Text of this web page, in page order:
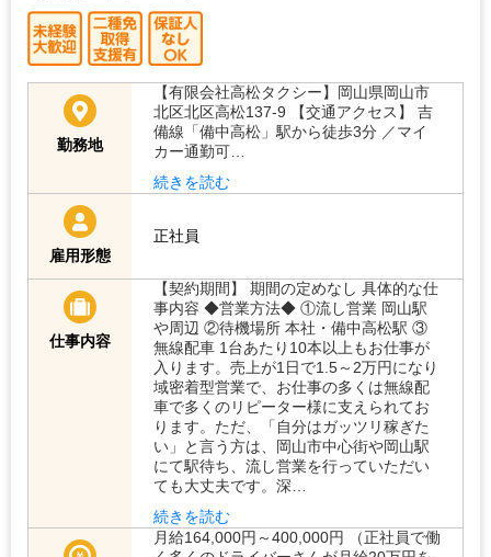
勤務地
【有限会社高松タクシー】岡山県岡山市
北区北区高松137-9 【交通アクセス】 吉
備線「備中高松」駅から徒歩3分 ／マイ
カー通勤可…
続きを読む
雇用形態
仕事内容
【契約期間】 期間の定めなし 具体的な仕
事内容 ◆営業方法◆ ①流し営業 岡山駅や
周辺 ②待機場所 本社・備中高松駅 ③無線
配車 1台あたり10本以上もお仕事が入り
ます。売上が1日で1.5～2万円になり域密
着型営業で、お仕事の多くは無線配車で
多くのリピーター様に支えられておりま
す。ただ、「自分はガッツリ稼ぎたい」
と言う方は、岡山市中心街や岡山駅にて
駅待ち、流し営業を行っていただいても
大丈夫です。深…